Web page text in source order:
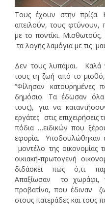
Τους έχουν στην πρίζα.
απειλούν, τους φτύνουν,
με το ποντίκι.
τα λογής λαμόγια με τις
Δεν τους λυπάμαι. Καλά
τους τη ζωή από το
“Φίλησαν κατουρημένες
δημόσιο. Τα έδωσαν όλα
τους), για να
εργάτες στις
πόδια …ειδικών που
εφορία. Υποδουλώθηκαν
μοντέλο της οικονομίας
οικιακή-πρωτογενή
διδάσκει πως ό,τι
Απαξίωσαν το χωράφι,
προβατίνα, που έδιναν
στους πατεράδες και τους